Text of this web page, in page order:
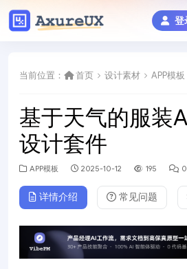
登
当前位置： 首页 设计素材 APP模板
基于天气的服装
设计套件
APP模板 2025-10-12 195 0
详情介绍 常见问题